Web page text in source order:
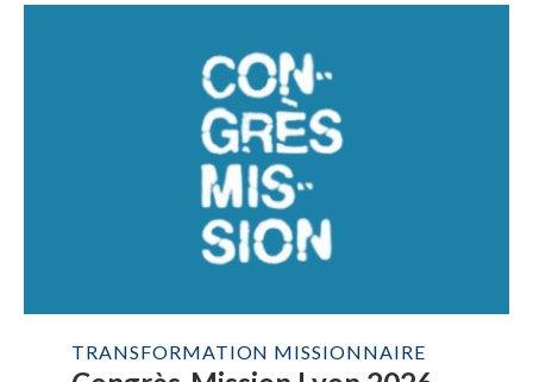
TRANSFORMATION MISSIONNAIRE